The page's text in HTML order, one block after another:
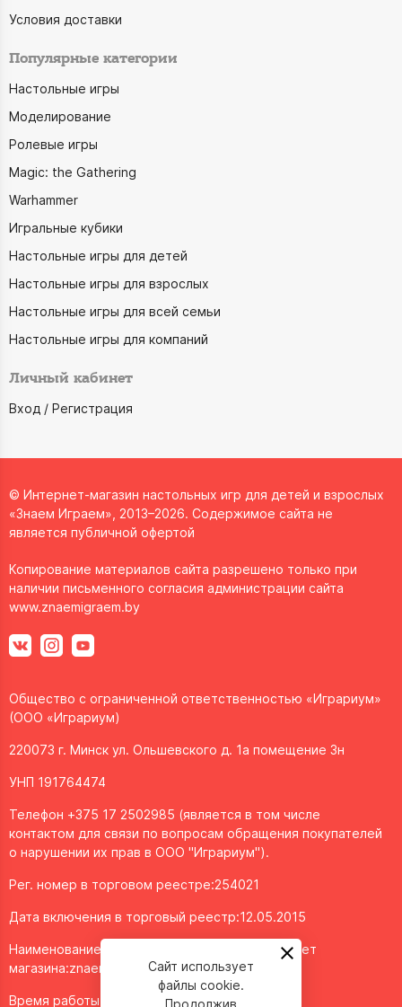
Условия доставки
Популярные категории
Настольные игры
Моделирование
Ролевые игры
Magic: the Gathering
Warhammer
Игральные кубики
Настольные игры для детей
Настольные игры для взрослых
Настольные игры для всей семьи
Настольные игры для компаний
Личный кабинет
Вход / Регистрация
© Интернет-магазин настольных игр для детей и взрослых
«Знаем Играем», 2013–2026. Содержимое сайта не
является публичной офертой
Копирование материалов сайта разрешено только при
наличии письменного согласия администрации сайта
www.znaemigraem.by
Общество с ограниченной ответственностью «Играриум»
(ООО «Играриум)
220073 г. Минск ул. Ольшевского д. 1а помещение 3н
УНП 191764474
Телефон +375 17 2502985 (является в том числе
контактом для связи по вопросам обращения покупателей
о нарушении их прав в ООО "Играриум").
Рег. номер в торговом реестре:254021
Дата включения в торговый реестр:12.05.2015
Наименование объекта/доменное имя интернет
магазина:znaemigraem.by
Время работы: ежедневно с 11:00 до 20:00
Сайт использует
файлы cookie.
Продолжив